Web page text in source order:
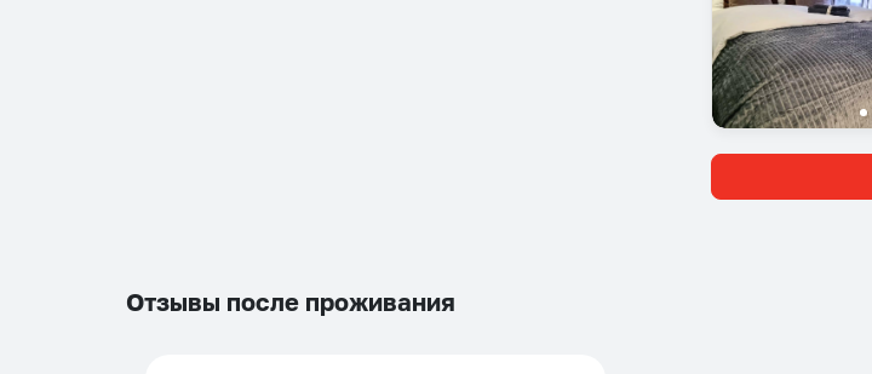
Отзывы после проживания